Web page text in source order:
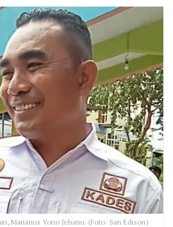
Marianus Yono Jehanu. (Foto: San Edison)